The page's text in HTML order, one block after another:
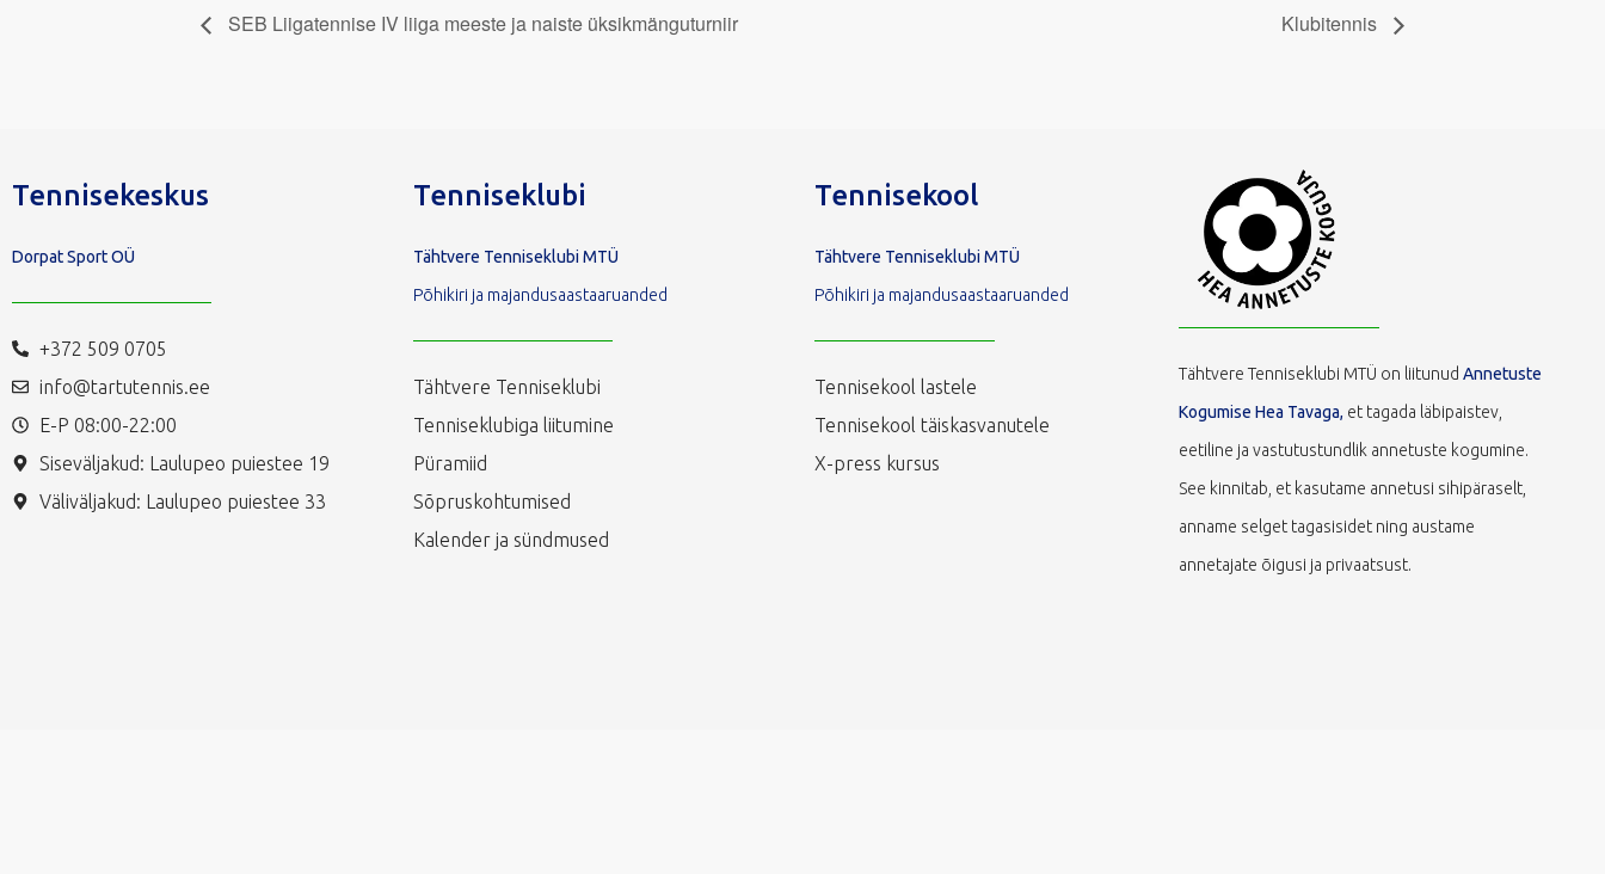
SEB Liigatennise IV liiga meeste ja naiste üksikmänguturniir Klubitennis
Tennisekeskus
Dorpat Sport OÜ
+372 509 0705
info@tartutennis.ee
E-P 08:00-22:00
Siseväljakud: Laulupeo puiestee 19
Väliväljakud: Laulupeo puiestee 33
Tenniseklubi
Tähtvere Tenniseklubi MTÜ
Põhikiri ja majandusaastaaruanded
Tähtvere Tenniseklubi
Tenniseklubiga liitumine
Püramiid
Sõpruskohtumised
Kalender ja sündmused
Tennisekool
Tähtvere Tenniseklubi MTÜ
Põhikiri ja majandusaastaaruanded
Tennisekool lastele
Tennisekool täiskasvanutele
X-press kursus
Tähtvere Tenniseklubi MTÜ on liitunudAnnetuste
Kogumise Hea Tavaga, et tagada läbipaistev,
eetiline ja vastutustundlik annetuste kogumine.
See kinnitab, et kasutame annetusi sihipäraselt,
anname selget tagasisidet ning austame
annetajate õigusi ja privaatsust.